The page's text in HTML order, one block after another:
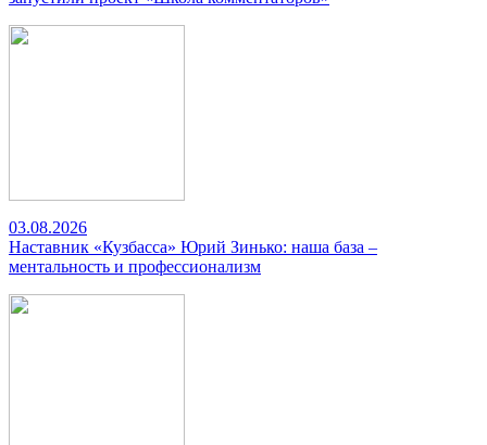
03.08.2026
Наставник «Кузбасса» Юрий Зинько: наша база –
ментальность и профессионализм